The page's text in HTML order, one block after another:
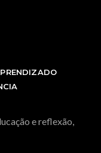
e reflexão,